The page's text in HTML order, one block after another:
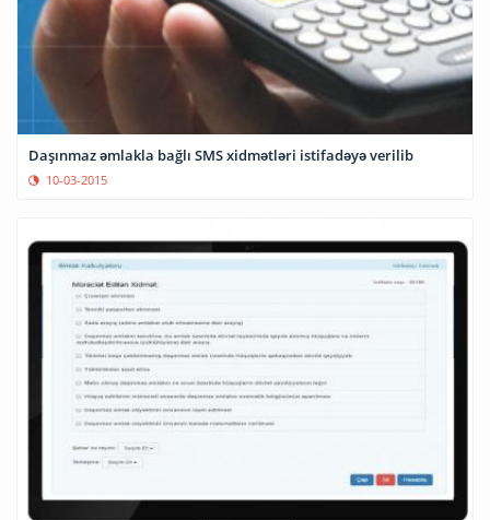
Daşınmaz əmlakla bağlı SMS xidmətləri istifadəyə verilib
10-03-2015